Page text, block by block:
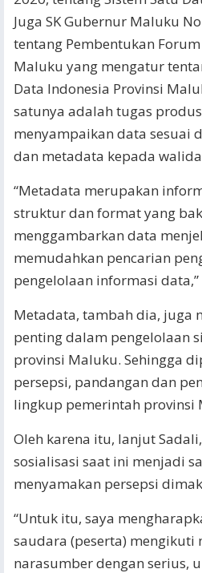
Juga SK Gubernur Maluku
tentang Pembentukan
Maluku yang mengatur
Data Indonesia Provinsi
satunya adalah tugas
menyampaikan data sesuai
dan metadata kepada
“Metadata merupakan
struktur dan format yang
menggambarkan data
memudahkan pencarian
pengelolaan informasi
Metadata, tambah dia, juga
penting dalam pengelolaan
provinsi Maluku. Sehingga
persepsi, pandangan dan
lingkup pemerintah provinsi
Oleh karena itu, lanjut
sosialisasi saat ini menjadi
menyamakan persepsi
“Untuk itu, saya
saudara (peserta) mengikuti
narasumber dengan serius,